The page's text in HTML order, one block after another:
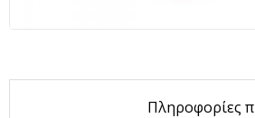
Πληροφορίες